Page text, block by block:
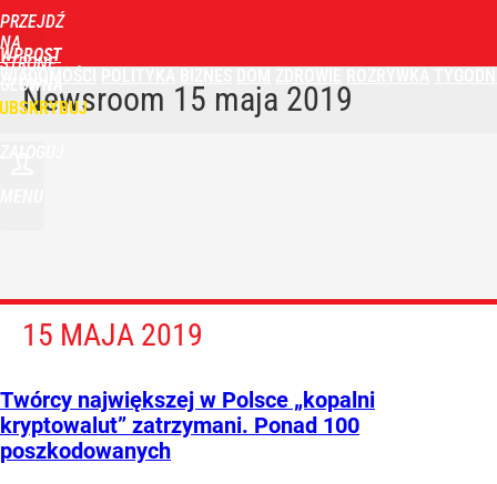
PRZEJDŹ
NA
STRONĘ
GŁÓWNĄ
WPROST
Newsroom 15 maja 2019
15 MAJA 2019
Twórcy największej w Polsce „kopalni
kryptowalut” zatrzymani. Ponad 100
poszkodowanych